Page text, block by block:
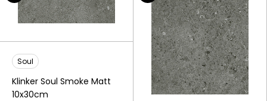
Soul
Klinker Soul Smoke Matt
10x30cm